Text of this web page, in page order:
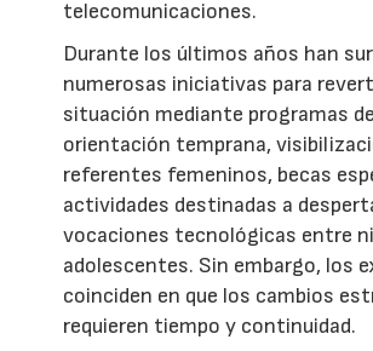
telecomunicaciones.
Durante los últimos años han
numerosas iniciativas para
situación mediante programas de
orientación temprana,
referentes femeninos, becas
actividades destinadas a
vocaciones tecnológicas entre
adolescentes. Sin embargo, los
coinciden en que los cambios
requieren tiempo y continuidad.